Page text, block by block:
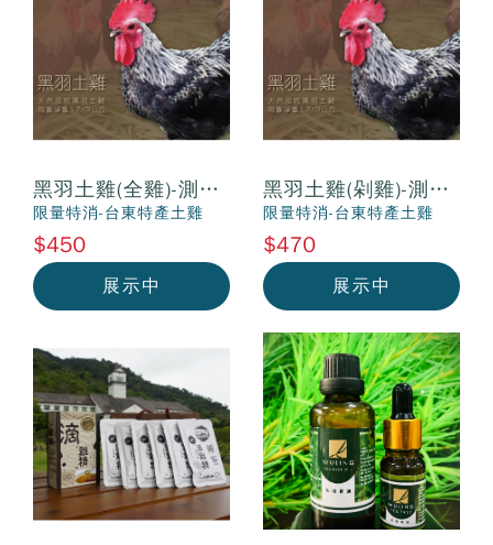
黑羽土雞(全雞)-測試
版(請勿下定)
限量特消-台東特產土雞
$450
展示中
黑羽土雞(剁雞)-測試
版(請勿下定)
限量特消-台東特產土雞
$470
展示中